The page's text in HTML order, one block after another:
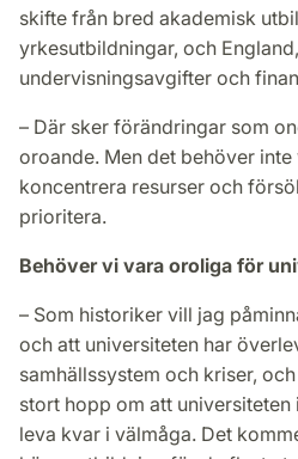
skifte från bred akademisk
yrkesutbildningar, och
undervisningsavgifter och
– Där sker förändringar som
oroande. Men det behöver
koncentrera resurser och
prioritera.
Behöver vi vara oroliga för
– Som historiker vill jag
och att universiteten har
samhällssystem och kriser,
stort hopp om att
leva kvar i välmåga. Det